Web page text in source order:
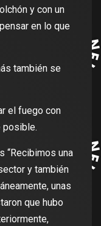
y con un
en lo que
también se
el fuego con
posible.
“Recibimos una
y también
unas
que hubo